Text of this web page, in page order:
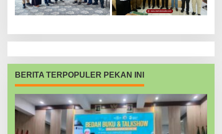
BERITA TERPOPULER PEKAN INI